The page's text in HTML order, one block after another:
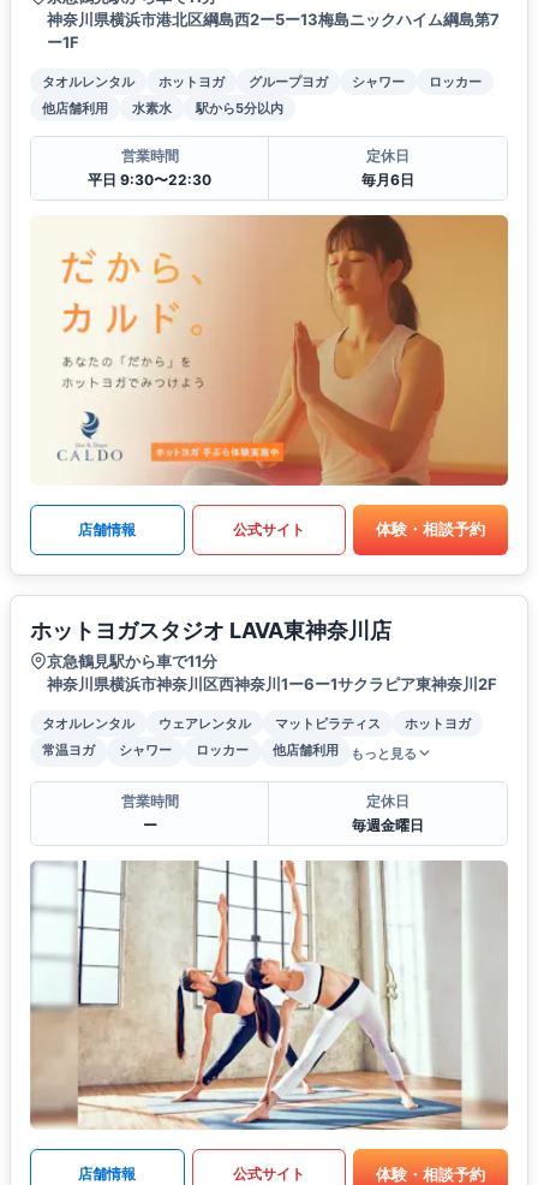
神奈川県横浜市港北区綱島西2ー5ー13梅島ニックハイム綱島第7
ー1F
タオルレンタル ホットヨガ グループヨガ シャワー
ロッカー
他店舗利用
水素水 駅から5分以内
営業時間
平日 9:30〜22:30
定休日
毎月6日
店舗情報 公式サイト 体験・相談予約
ホットヨガスタジオ LAVA東神奈川店
京急鶴見駅から車で11分
神奈川県横浜市神奈川区西神奈川1ー6ー1サクラピア東神奈川2F
タオルレンタル ウェアレンタル マットピラティス
ホットヨガ
常温ヨガ
シャワー ロッカー 他店舗利用 もっと見る
営業時間
ー
定休日
毎週金曜日
店舗情報 公式サイト 体験・相談予約